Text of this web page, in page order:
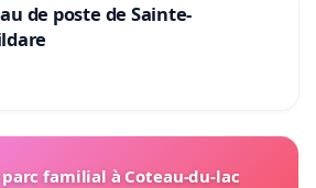
de poste de Sainte-
familial à Coteau-du-lac